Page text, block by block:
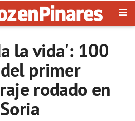
la vida': 100
primer
rodado en
Soria